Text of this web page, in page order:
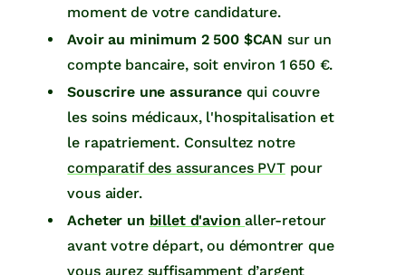
moment de votre candidature.
Avoir au minimum 2 500 $CAN sur un
compte bancaire, soit environ 1 650 €.
Souscrire une assurancequi couvre
les soins médicaux, l'hospitalisation et
le rapatriement. Consultez notre
comparatif des assurances PVTpour
vous aider.
Acheter un billet d'avion aller-retour
avant votre départ, ou démontrer que
vous aurez suffisamment d’argent